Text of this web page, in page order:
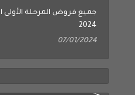
2024
07/01/2024